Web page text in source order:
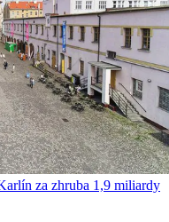
za zhruba 1,9 miliardy